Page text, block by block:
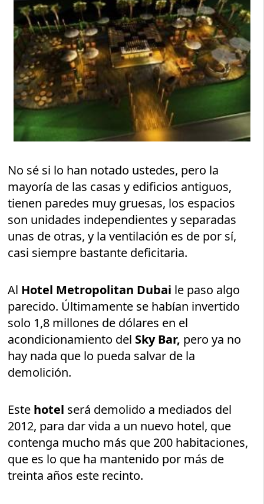
No sé si lo han notado ustedes, pero la
mayoría de las casas y edificios antiguos,
tienen paredes muy gruesas, los espacios
son unidades independientes y separadas
unas de otras, y la ventilación es de por sí,
casi siempre bastante deficitaria.
Al Hotel Metropolitan Dubai le paso algo
parecido. Últimamente se habían invertido
solo 1,8 millones de dólares en el
acondicionamiento del Sky Bar, pero ya no
hay nada que lo pueda salvar de la
demolición.
Este hotel será demolido a mediados del
2012, para dar vida a un nuevo hotel, que
contenga mucho más que 200 habitaciones,
que es lo que ha mantenido por más de
treinta años este recinto.